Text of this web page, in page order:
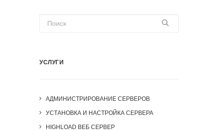
УСЛУГИ
АДМИНИСТРИРОВАНИЕ СЕРВЕРОВ
УСТАНОВКА И НАСТРОЙКА СЕРВЕРА
HIGHLOAD ВЕБ СЕРВЕР